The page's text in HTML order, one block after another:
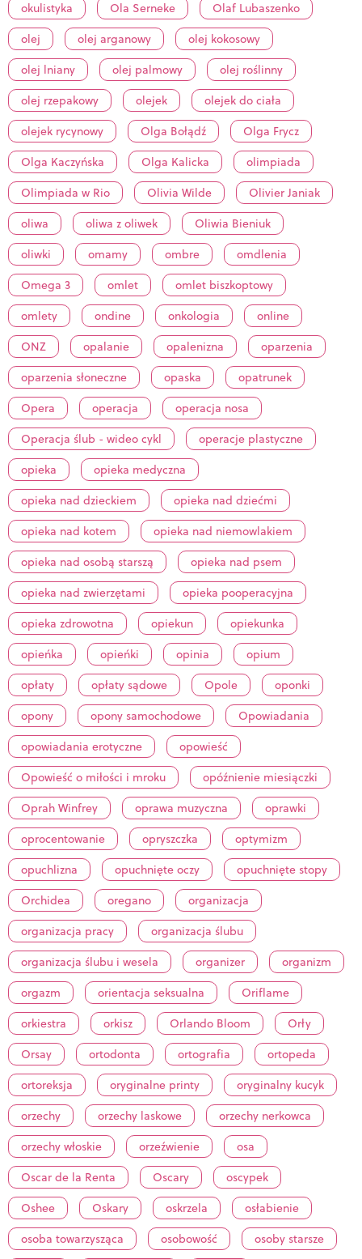
okulistyka Ola Serneke
Olaf Lubaszenko
olej
olej arganowy
olej kokosowy
olej lniany
olej palmowy
olej roślinny
olej rzepakowy
olejek
olejek do ciała
olejek rycynowy
Olga Bołądź
Olga Frycz
Olga Kaczyńska
Olga Kalicka
olimpiada
Olimpiada w Rio
Olivia Wilde
Olivier Janiak
oliwa
oliwa z oliwek
Oliwia Bieniuk
oliwki
omamy ombre
omdlenia
Omega 3
omlet
omlet biszkoptowy
omlety
ondine onkologia
online
ONZ
opalanie opalenizna
oparzenia
oparzenia słoneczne
opaska
opatrunek
Opera
operacja
operacja nosa
Operacja ślub - wideo cykl
operacje plastyczne
opieka
opieka medyczna
opieka nad dzieckiem
opieka nad dziećmi
opieka nad kotem
opieka nad niemowlakiem
opieka nad osobą starszą
opieka nad psem
opieka nad zwierzętami
opieka pooperacyjna
opieka zdrowotna
opiekun
opiekunka
opieńka
opieńki opinia
opium
opłaty
opłaty sądowe Opole
oponki
opony
opony samochodowe
Opowiadania
opowiadania erotyczne
opowieść
Opowieść o miłości i mroku
opóźnienie miesiączki
Oprah Winfrey
oprawa muzyczna
oprawki
oprocentowanie
opryszczka
optymizm
opuchlizna
opuchnięte oczy
opuchnięte stopy
Orchidea
oregano
organizacja
organizacja pracy
organizacja ślubu
organizacja ślubu i wesela
organizer
organizm
orgazm
orientacja seksualna
Oriflame
orkiestra
orkisz Orlando Bloom
Orły
Orsay
ortodonta ortografia
ortopeda
ortoreksja
oryginalne printy
oryginalny kucyk
orzechy
orzechy laskowe
orzechy nerkowca
orzechy włoskie
orzeźwienie
osa
Oscar de la Renta
Oscary
oscypek
Oshee
Oskary oskrzela
osłabienie
osoba towarzysząca
osobowość
osoby starsze